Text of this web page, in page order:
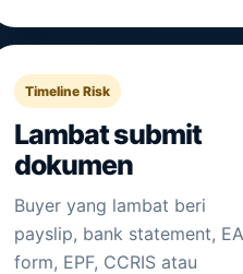
Timeline Risk
Lambat submit
dokumen
Buyer yang lambat beri
payslip, bank statement, EA
form, EPF, CCRIS atau